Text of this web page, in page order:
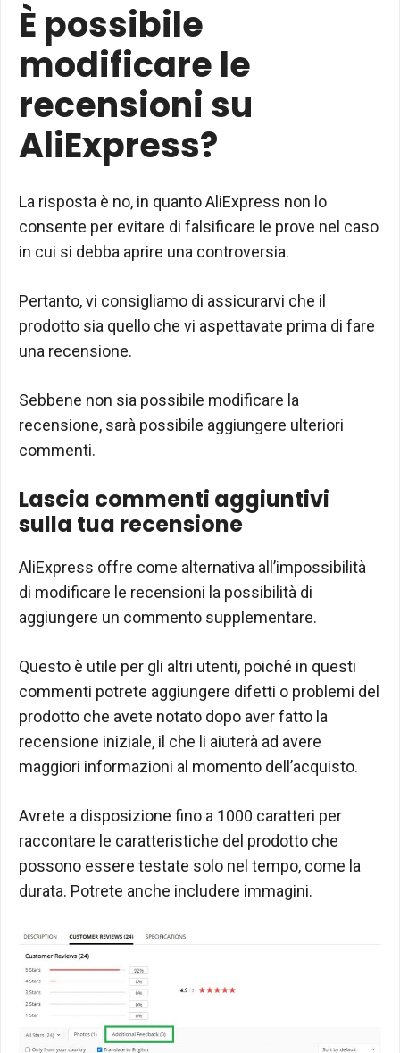
È possibile
modificare le
recensioni su
AliExpress?
La risposta è no, in quanto AliExpress non lo
consente per evitare di falsificare le prove nel caso
in cui si debba aprire una controversia.
Pertanto, vi consigliamo di assicurarvi che il
prodotto sia quello che vi aspettavate prima di fare
una recensione.
Sebbene non sia possibile modificare la
recensione, sarà possibile aggiungere ulteriori
commenti.
Lascia commenti aggiuntivi
sulla tua recensione
AliExpress offre come alternativa all’impossibilità
di modificare le recensioni la possibilità di
aggiungere un commento supplementare.
Questo è utile per gli altri utenti, poiché in questi
commenti potrete aggiungere difetti o problemi del
prodotto che avete notato dopo aver fatto la
recensione iniziale, il che li aiuterà ad avere
maggiori informazioni al momento dell’acquisto.
Avrete a disposizione fino a 1000 caratteri per
raccontare le caratteristiche del prodotto che
possono essere testate solo nel tempo, come la
durata. Potrete anche includere immagini.